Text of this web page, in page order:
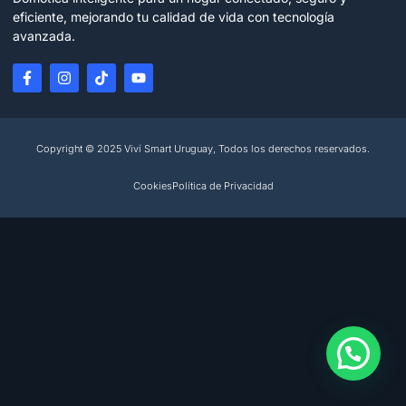
eficiente, mejorando tu calidad de vida con tecnología
avanzada.
Copyright © 2025 Viví Smart Uruguay, Todos los derechos reservados.
CookiesPolítica de Privacidad